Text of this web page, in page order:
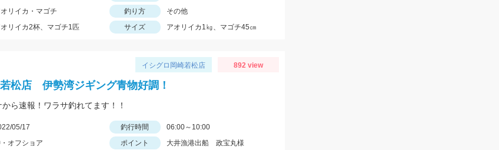
リイカ・マゴチ 釣り方
その他
リイカ2杯、マゴチ1匹 サイズ アオリイカ1㎏、マゴチ45㎝
イシグロ岡崎若松店 892 view
松店 伊勢湾ジギング青物好調！
ら速報！ワラサ釣れてます！！
05/17 釣行時間
06:00～10:00
オフショア ポイント
大井漁港出船 政宝丸様